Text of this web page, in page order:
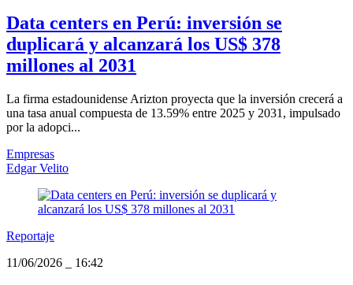
Data centers en Perú: inversión se
duplicará y alcanzará los US$ 378
millones al 2031
La firma estadounidense Arizton proyecta que la inversión crecerá a
una tasa anual compuesta de 13.59% entre 2025 y 2031, impulsado
por la adopci...
Empresas
Edgar Velito
Reportaje
11/06/2026
16:42